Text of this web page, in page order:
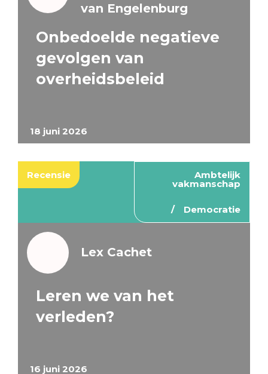
18 juni 2026
van Engelenburg
Onbedoelde negatieve
gevolgen van
overheidsbeleid
Recensie Ambtelijk
vakmanschap
Democratie
16 juni 2026
Lex Cachet
Leren we van het
verleden?